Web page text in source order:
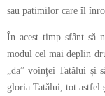
sau patimilor care îl
În acest timp sfânt să
modul cel mai deplin
„da” voinței Tatălui și
gloria Tatălui, tot astfel